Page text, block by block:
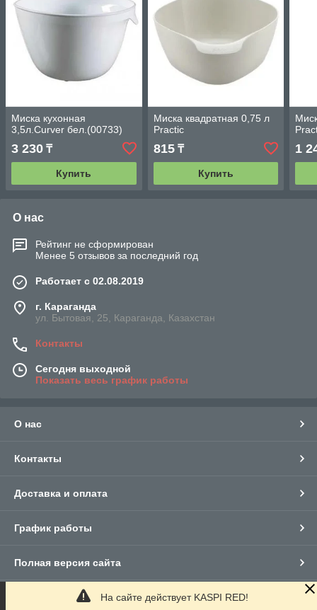
Миска кухонная
3,5л.Curver бел.(00733)
3 230 ₸
Купить
Миска квадратная 0,75 л
Practic
815₸
Купить
1
О нас
Рейтинг не сформирован
Менее 5 отзывов за последний год
Работает с 02.08.2019
г. Караганда
ул. Бытовая, 25, Караганда, Казахстан
Контакты
Сегодня выходной
Показать весь график работы
О нас
Контакты
Доставка и оплата
График работы
Полная версия сайта
Сайт создан на маркетплейсеSatu.kz
На сайте действует KASPI RED!